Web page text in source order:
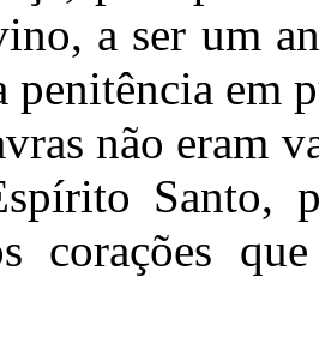
a ser um
penitência
não eram
Santo,
corações